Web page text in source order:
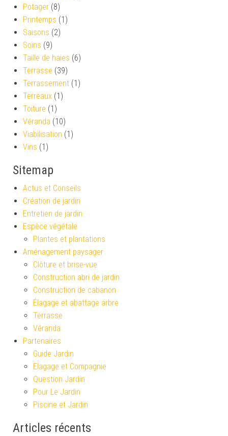
Potager (8)
Printemps (1)
Saisons (2)
Soins (9)
Taille de haies (6)
Terrasse (39)
Terrassement (1)
Terreaux (1)
Toiture (1)
Véranda (10)
Viabilisation (1)
Vins (1)
Sitemap
Actus et Conseils
Création de jardin
Entretien de jardin
Espèce végétale
Plantes et plantations
Aménagement paysager
Clôture et brise-vue
Construction abri de jardin
Construction de cabanon
Élagage et abattage arbre
Terrasse
Véranda
Partenaires
Guide Jardin
Elagage et Compagnie
Question Jardin
Pour Le Jardin
Piscine et Jardin
Articles récents